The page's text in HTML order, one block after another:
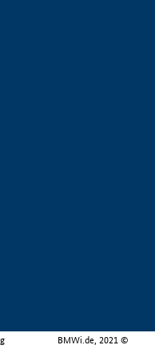
BMWi.de, 2021 ©